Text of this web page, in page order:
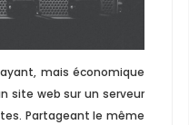
mais économique
site web sur un serveur
Partageant le même